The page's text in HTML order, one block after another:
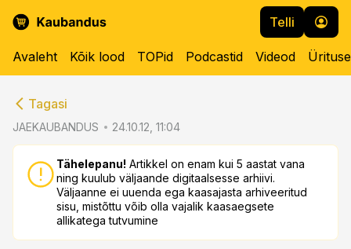
Telli
Avaleht Kõik lood TOPid Podcastid Videod
Tagasi
JAEKAUBANDUS 24.10.12, 11:04
Tähelepanu! Artikkel on enam kui 5 aastat vana
ning kuulub väljaande digitaalsesse arhiivi.
Väljaanne ei uuenda ega kaasajasta arhiveeritud
sisu, mistõttu võib olla vajalik kaasaegsete
allikatega tutvumine